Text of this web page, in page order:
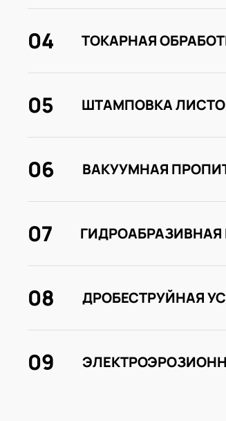
ТОКАРНАЯ
04
ШТАМПОВКА
05
ВАКУУМНАЯ
06
ГИДРОАБРАЗИВНАЯ
07
ДРОБЕСТРУЙНАЯ
08
09